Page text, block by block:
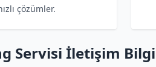
çözümler.
Servisi İletişim